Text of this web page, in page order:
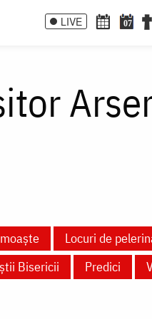
LIVE 07
Locuri de
Bisericii Predici